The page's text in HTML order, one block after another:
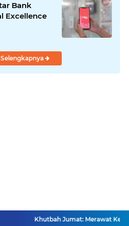
Bank
Excellence
Khutbah Jumat: Merawat